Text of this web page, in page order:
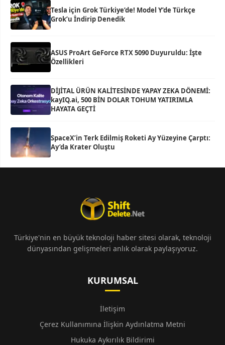
Tesla için Grok Türkiye’de! Model Y’de Türkçe
Grok’u İndirip Denedik
ASUS ProArt GeForce RTX 5090 Duyuruldu: İşte
Özellikleri
DİJİTAL ÜRÜN KALİTESİNDE YAPAY ZEKA DÖNEMİ:
kayIQ.ai, 500 BİN DOLAR TOHUM YATIRIMLA
HAYATA GEÇTİ
SpaceX’in Terk Edilmiş Roketi Ay Yüzeyine Çarptı:
Ay’da Krater Oluştu
Türkiye'nin en büyük teknoloji haber sitesi olarak, teknoloji
dünyasından gelişmeleri anlık olarak paylaşıyoruz.
KURUMSAL
İletişim
Çerez Kullanımına İlişkin Aydınlatma Metni
Hukuka Aykırılık Bildirimi